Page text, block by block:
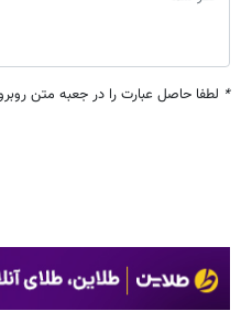
* لطفا حاصل عبارت را در جعبه متن